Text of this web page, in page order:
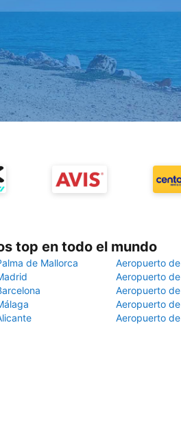
top en todo el mundo
de Mallorca
Aeropuerto
Aeropuerto
Aeropuerto
Aeropuerto
Aeropuerto